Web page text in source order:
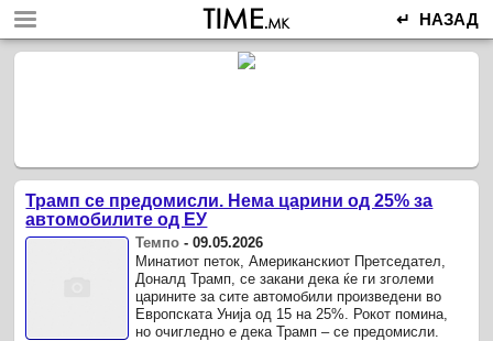
↵ НАЗАД
Трамп се предомисли. Нема царини од 25% за
автомобилите од ЕУ
Темпо -09.05.2026
Минатиот петок, Американскиот Претседател,
Доналд Трамп, се закани дека ќе ги зголеми
царините за сите автомобили произведени во
Европската Унија од 15 на 25%. Рокот помина,
но очигледно е дека Трамп – се предомисли.